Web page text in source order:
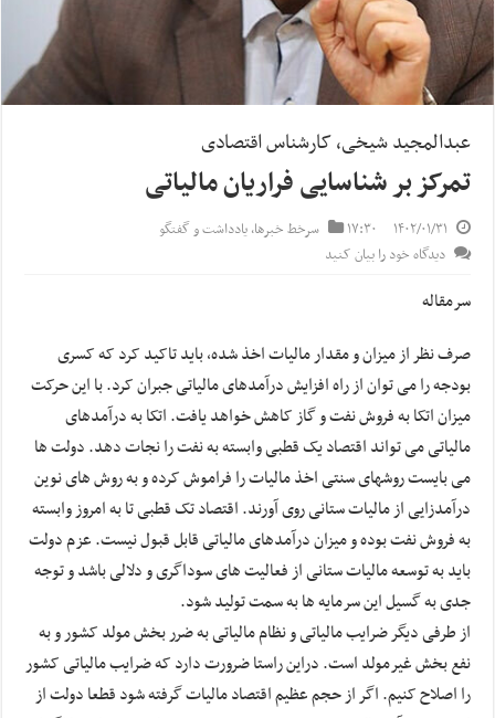
عبدالمجید شیخی، کارشناس اقتصادی
تمرکز بر شناسایی فراریان مالیاتی
۱۴۰۲/۰۱/۳۱ ۱۷:۳۰ سرخط خبرها,یادداشت و گفتگو
دیدگاه خود را بیان کنید
سرمقاله
صرف ‌نظر از میزان و مقدار مالیات اخذ شده، باید تاکید کرد که کسری
بودجه را می توان از راه افزایش درآمدهای مالیاتی جبران کرد. با این حرکت
میزان اتکا به فروش نفت و گاز کاهش خواهد یافت. اتکا به درآمدهای
مالیاتی می تواند اقتصاد یک قطبی وابسته به نفت را نجات دهد. دولت ها
می بایست روشهای سنتی اخذ مالیات را فراموش کرده و به روش های نوین
درآمدزایی از مالیات ستانی روی آورند. اقتصاد تک قطبی تا به امروز وابسته
به فروش نفت بوده و میزان درآمدهای مالیاتی قابل قبول نیست. عزم دولت
باید به توسعه مالیات ستانی از فعالیت های سوداگری و دلالی باشد و توجه
جدی به گسیل این سرمایه ها به سمت تولید شود.
از طرفی دیگر ضرایب مالیاتی و نظام مالیاتی به ضرر بخش مولد کشور و به
نفع بخش غیرمولد است. دراین راستا ضرورت دارد که ضرایب مالیاتی کشور‌
را اصلاح کنیم. اگر از حجم عظیم اقتصاد مالیات گرفته شود قطعا دولت از